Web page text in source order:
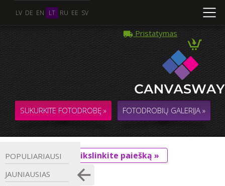
LV DE EN LT RU EE SV
Pristatymas
SUKURKITE FOTODROBĘ » FOTODROBIŲ GALERIJA »
POPULIARIAUSI
JAUNIAUSIAS
Patikslinkite paiešką »
GĖLĖS